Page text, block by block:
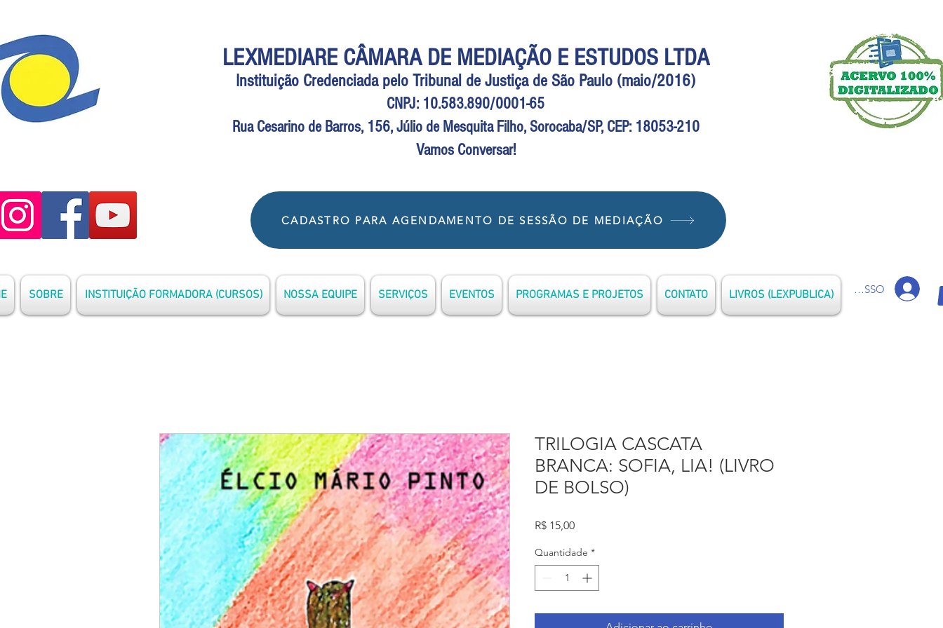
LEXMEDIARE CÂMARA DE MEDIAÇÃO E ESTUDOS LTDA
Instituição Credenciada pelo Tribunal de Justiça de São Paulo (maio/2016)
CNPJ: 10.583.890/0001-65
Rua Cesarino de Barros, 156, Júlio de Mesquita Filho, Sorocaba/SP, CEP: 18053-210
Vamos Conversar!
CADASTRO PARA AGENDAMENTO DE SESSÃO DE MEDIAÇÃO
SOBRE INSTITUIÇÃO FORMADORA (CURSOS) NOSSA EQUIPE SERVIÇOS EVENTOS PROGRAMAS E PROJETOS CONTATO LIVROS (LEXPUBLICA) ACESSO
TRILOGIA CASCATA
BRANCA: SOFIA, LIA! (LIVRO
DE BOLSO)
R$ 15,00Preço
Quantidade *